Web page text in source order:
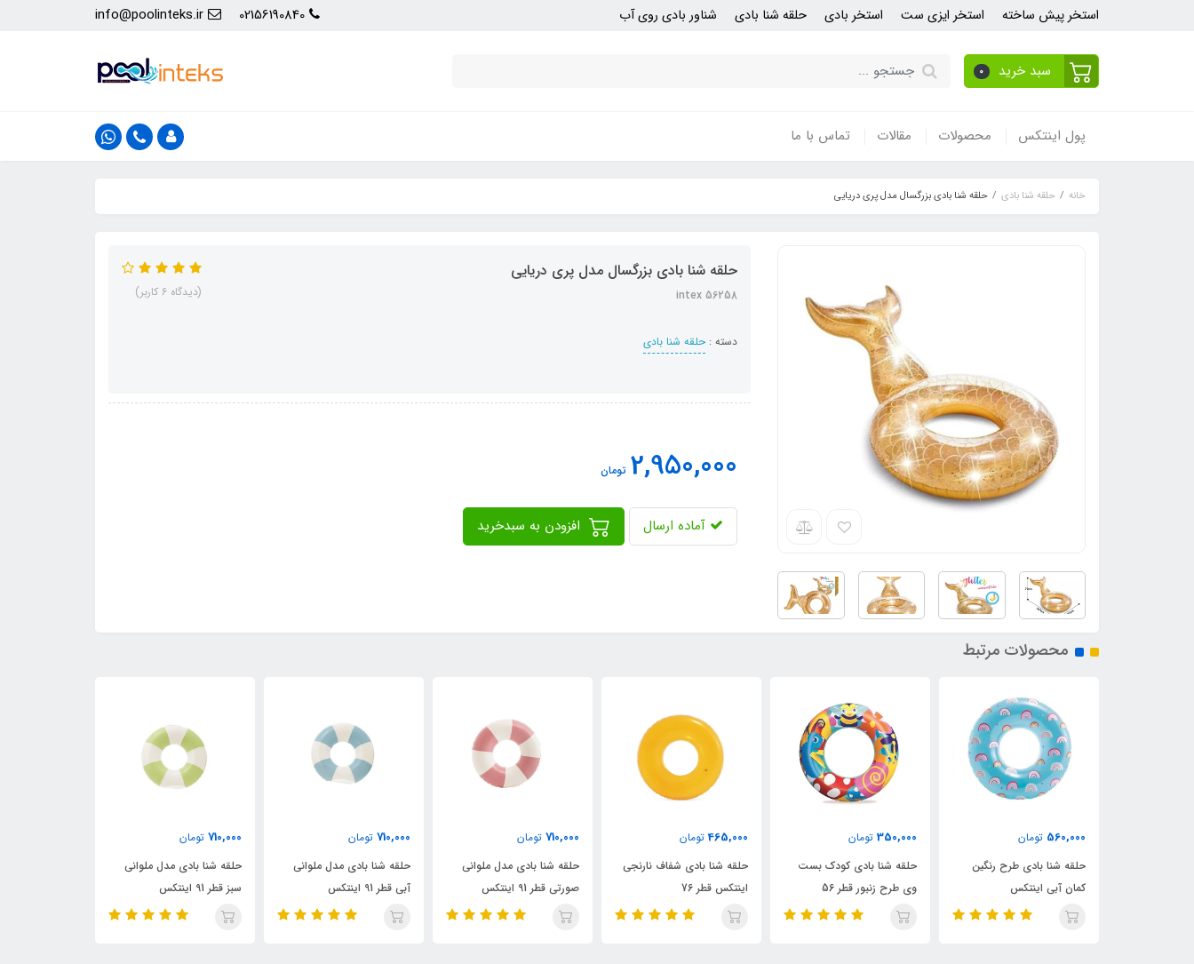
استخر پیش ساخته استخر ایزی ست استخر بادی حلقه شنا بادی شناور بادی روی آب 02156190840
info@poolinteks.ir
سبد خرید 0
پول اینتکس محصولات مقالات تماس با ما
خانه حلقه شنا بادی حلقه شنا بادی بزرگسال مدل پری دریایی
حلقه شنا بادی بزرگسال مدل پری دریایی
intex 56258
دسته : حلقه شنا بادی
(دیدگاه 6 کاربر)
2,950,000 تومان
آماده ارسال
محصولات مرتبط
350,000 تومان
حلقه شنا بادی کودک بست
وی طرح زنبور قطر 56
465,000 تومان
حلقه شنا بادی شفاف نارنجی
اینتکس قطر 76
710,000 تومان
حلقه شنا بادی مدل ملوانی
صورتی قطر 91 اینتکس
710,000 تومان
حلقه شنا بادی مدل ملوانی
آبی قطر 91 اینتکس
710,000 تومان
حلقه شنا بادی مدل ملوانی
سبز قطر 91 اینتکس
550,000
طرح سوپر ماریو